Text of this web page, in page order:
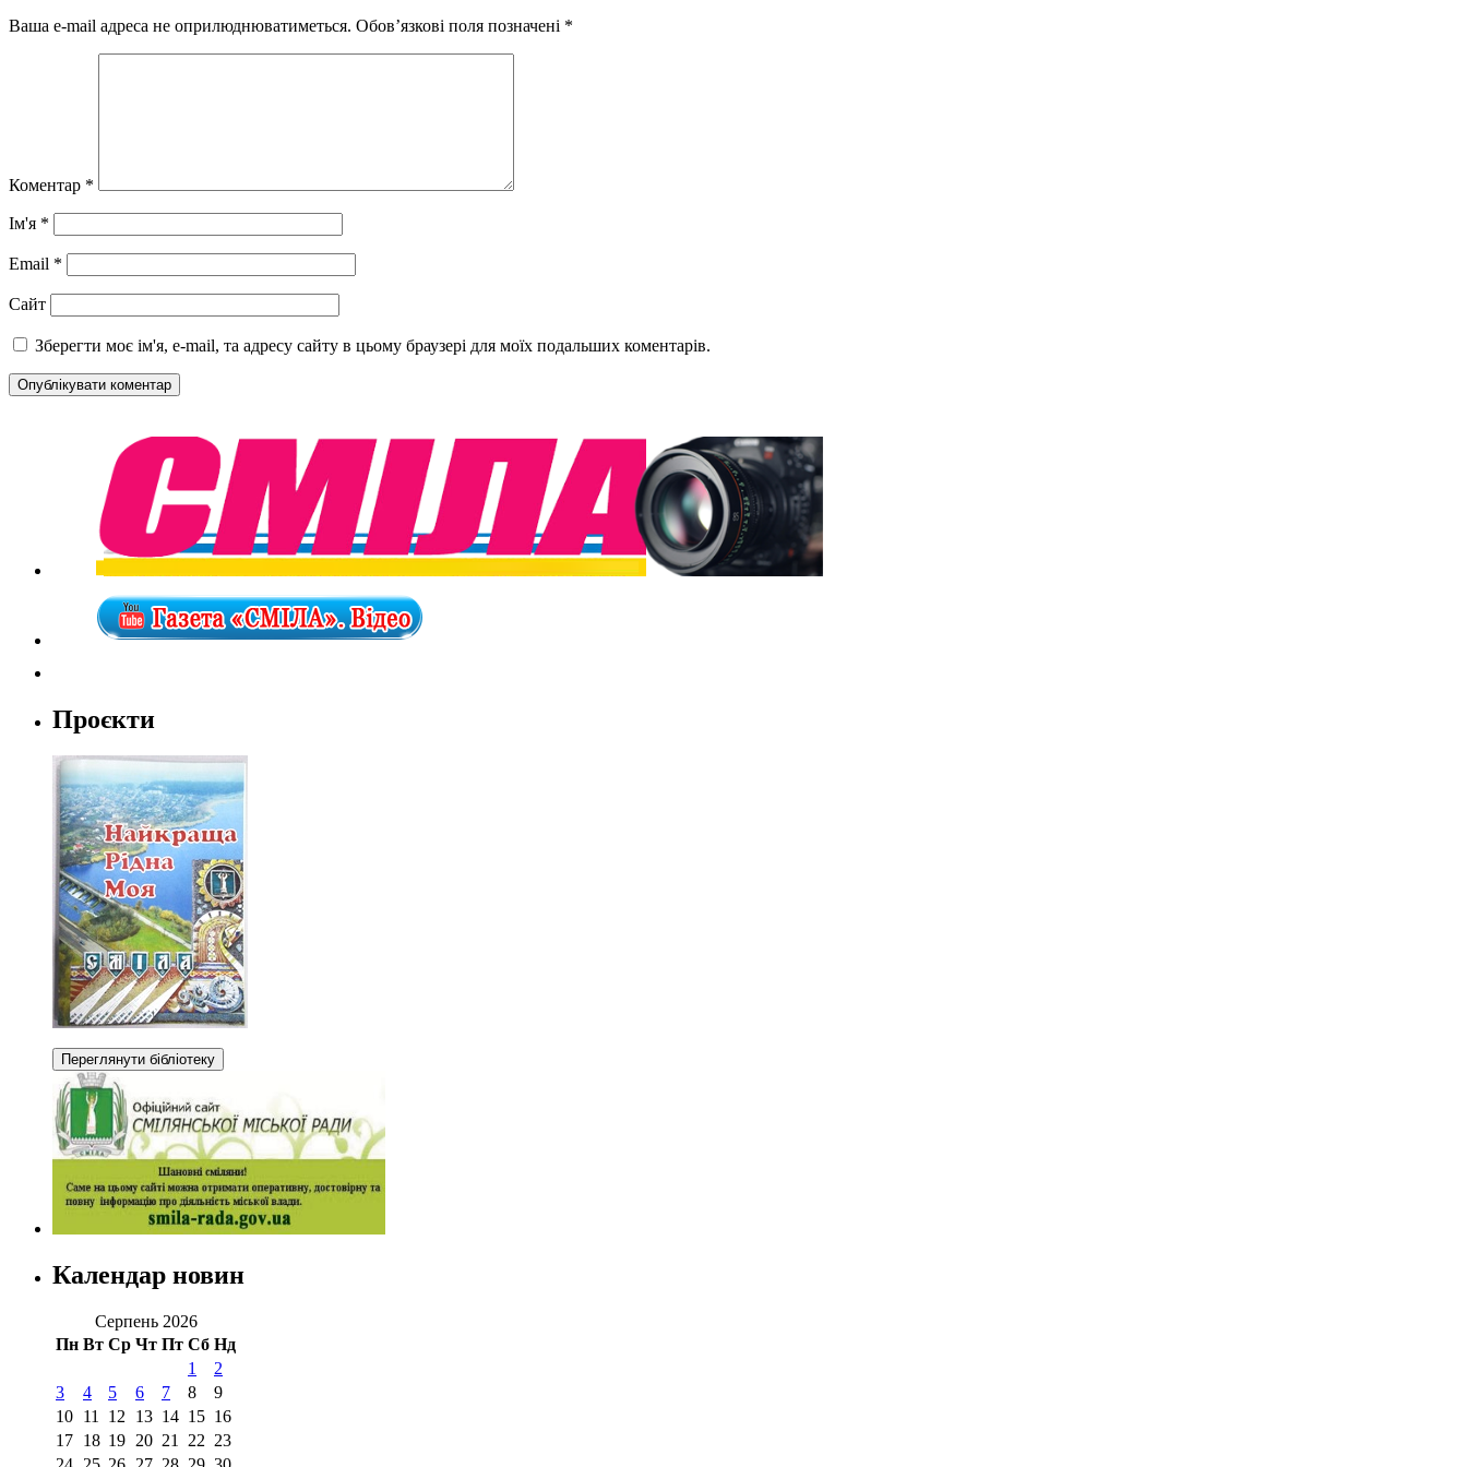
Ваша e-mail адреса не оприлюднюватиметься. Обов’язкові поля позначені *
Коментар *
Ім'я *
Email *
Сайт
Зберегти моє ім'я, e-mail, та адресу сайту в цьому браузері для моїх подальших коментарів.
Проєкти
Календар новин
Серпень 2026
Пн Вт Ср Чт Пт Сб Нд
1
2
3
4 5 6 7 8
9
10 11 12 13 14 15 16
17 18 19 20 21 22 23